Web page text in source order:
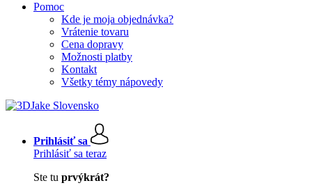
Pomoc
Kde je moja objednávka?
Vrátenie tovaru
Cena dopravy
Možnosti platby
Kontakt
Všetky témy nápovedy
Prihlásiť sa
Prihlásiť sa teraz
Ste tu prvýkrát?